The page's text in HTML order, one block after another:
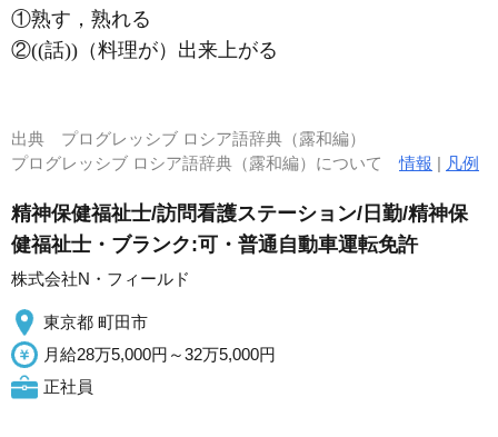
①熟す，熟れる
②((話))（料理が）出来上がる
出典 プログレッシブ ロシア語辞典（露和編）
プログレッシブ ロシア語辞典（露和編）について情報 | 凡例
精神保健福祉士/訪問看護ステーション/日勤/精神保
健福祉士・ブランク:可・普通自動車運転免許
株式会社N・フィールド
東京都 町田市
月給28万5,000円～32万5,000円
正社員